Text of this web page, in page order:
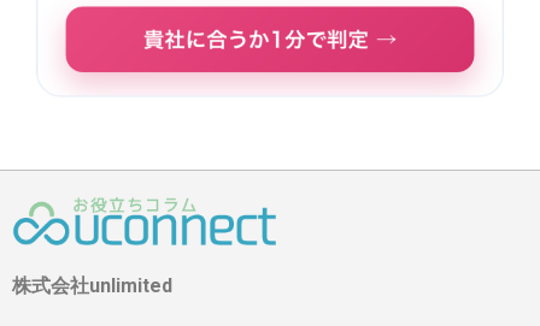
株式会社unlimited